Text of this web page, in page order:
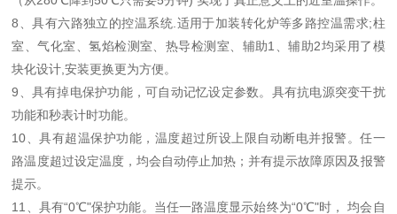
8、具有六路独立的控温系统.适用于加装转化炉等多路控温需求;柱
室、气化室、氢焰检测室、热导检测室、辅助1、辅助2均采用了模
块化设计,安装更换更为方便。
9、具有掉电保护功能，可自动记忆设定参数。具有抗电源突变干扰
功能和秒表计时功能。
10、具有超温保护功能，温度超过所设上限自动断电并报警。任一
路温度超过设定温度，均会自动停止加热；并有提示故障原因及报警
提示。
11、具有“0℃"保护功能。当任一路温度显示始终为“0℃"时， 均会自